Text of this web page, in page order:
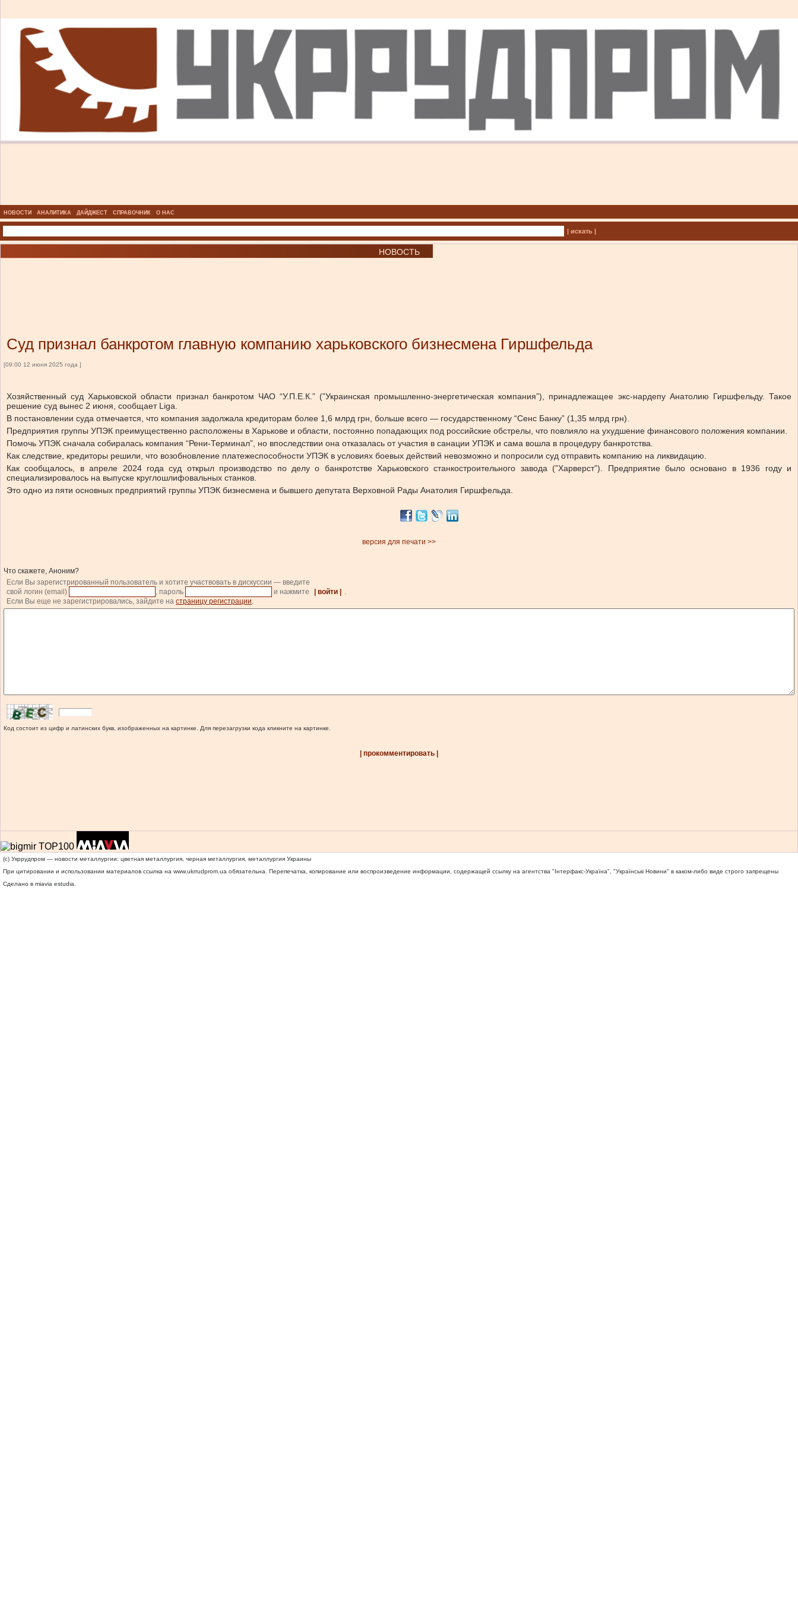
НОВОСТИ АНАЛИТИКА ДАЙДЖЕСТ СПРАВОЧНИК О НАС
| искать |
НОВОСТЬ
Суд признал банкротом главную компанию харьковского бизнесмена Гиршфельда
[09:00 12 июня 2025 года ]
Хозяйственный суд Харьковской области признал банкротом ЧАО “У.П.Е.К.” (”Украинская промышленно-энергетическая компания”), принадлежащее экс-нардепу Анатолию Гиршфельду. Такое
решение суд вынес 2 июня, сообщает Liga.
В постановлении суда отмечается, что компания задолжала кредиторам более 1,6 млрд грн, больше всего — государственному “Сенс Банку” (1,35 млрд грн).
Предприятия группы УПЭК преимущественно расположены в Харькове и области, постоянно попадающих под российские обстрелы, что повлияло на ухудшение финансового положения компании.
Помочь УПЭК сначала собиралась компания “Рени-Терминал”, но впоследствии она отказалась от участия в санации УПЭК и сама вошла в процедуру банкротства.
Как следствие, кредиторы решили, что возобновление платежеспособности УПЭК в условиях боевых действий невозможно и попросили суд отправить компанию на ликвидацию.
Как сообщалось, в апреле 2024 года суд открыл производство по делу о банкротстве Харьковского станкостроительного завода (”Харверст”). Предприятие было основано в 1936 году и
специализировалось на выпуске круглошлифовальных станков.
Это одно из пяти основных предприятий группы УПЭК бизнесмена и бывшего депутата Верховной Рады Анатолия Гиршфельда.
версия для печати >>
Что скажете, Аноним?
Если Вы зарегистрированный пользователь и хотите участвовать в дискуссии — введите
свой логин (email)
, пароль и нажмите | войти |
.
Если Вы еще не зарегистрировались, зайдите на страницу регистрации.
Код состоит из цифр и латинских букв, изображенных на картинке. Для перезагрузки кода кликните на картинке.
| прокомментировать |
(c) Укррудпром — новости металлургии: цветная металлургия, черная металлургия, металлургия Украины
При цитировании и использовании материалов ссылка на www.ukrrudprom.ua обязательна. Перепечатка, копирование или воспроизведение информации, содержащей ссылку на агентства "Iнтерфакс-Україна", "Українськi Новини" в каком-либо виде строго запрещены
Сделано в miavia estudia.